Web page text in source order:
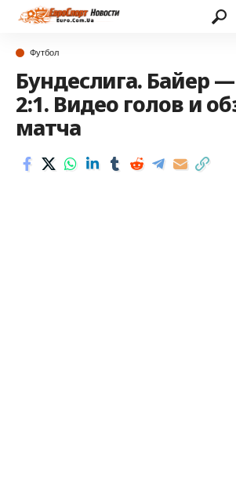
Футбол
Бундеслига. Байер —
2:1. Видео голов и
матча